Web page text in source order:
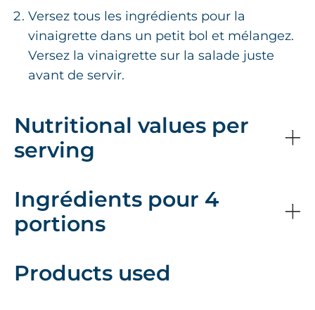
Versez tous les ingrédients pour la
vinaigrette dans un petit bol et mélangez.
Versez la vinaigrette sur la salade juste
avant de servir.
Nutritional values per
serving
Ingrédients pour 4
portions
Products used